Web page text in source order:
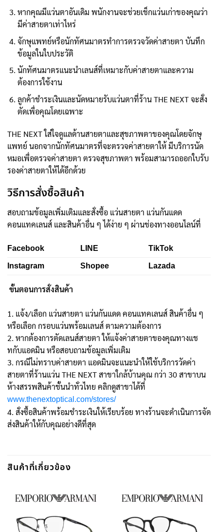
หากคุณมีแว่นตาอันเดิม พนักงานจะช่วยเช็กแว่นเก่าของคุณว่า
มีค่าสายตาเท่าไหร่
จักษุแพทย์หรือนักทัศนมาตรทำการตรวจวัดค่าสายตา บันทึก
ข้อมูลในใบประวัติ
นักทัศนมาตรแนะนำเลนส์ที่เหมาะกับค่าสายตาและความ
ต้องการใช้งาน
ลูกค้าชำระเงินและนัดหมายรับแว่นตาที่ร้าน THE NEXT จะสั่ง
ตัดเพื่อคุณโดยเฉพาะ
THE NEXT ใส่ใจดูแลด้านสายตาและสุขภาพตาของคุณโดยจักษุ
แพทย์ นอกจากนักทัศนมาตรที่จะตรวจค่าสายตาให้ มีบริการนัด
หมอเพื่อตรวจค่าสายตา ตรวจสุขภาพตา พร้อมสามารถออกใบรับ
รองค่าสายตาให้ได้อีกด้วย
วิธีการสั่งซื้อสินค้า
สอบถามข้อมูลเพิ่มเติมและสั่งซื้อ แว่นสายตา แว่นกันแดด
คอนแทคเลนส์ และสินค้าอื่น ๆ ได้ง่าย ๆ ผ่านช่องทางออนไลน์ที่
Facebook LINE
TikTok
Instagram
Shopee Lazada
ขั้นตอนการสั่งสินค้า
1. แจ้ง/เลือก แว่นสายตา แว่นกันแดด คอนแทคเลนส์ สินค้าอื่น ๆ
หรือเลือก กรอบแว่นพร้อมเลนส์ ตามความต้องการ
2. หากต้องการตัดเลนส์สายตา ให้แจ้งค่าสายตาของคุณทางแช
ทกับแอดมิน หรือสอบถามข้อมูลเพิ่มเติม
3. กรณีไม่ทราบค่าสายตา แอดมินจะแนะนำให้ใช้บริการวัดค่า
สายตาที่ร้านแว่น THE NEXT สาขาใกล้บ้านคุณ กว่า 30 สาขาบน
ห้างสรรพสินค้าชั้นนำทั่วไทย คลิกดูสาขาได้ที่
www.thenextoptical.com/stores/
4. สั่งซื้อสินค้าพร้อมชำระเงินให้เรียบร้อย ทางร้านจะดำเนินการจัด
ส่งสินค้าให้กับคุณอย่างดีที่สุด
สินค้าที่เกี่ยวข้อง